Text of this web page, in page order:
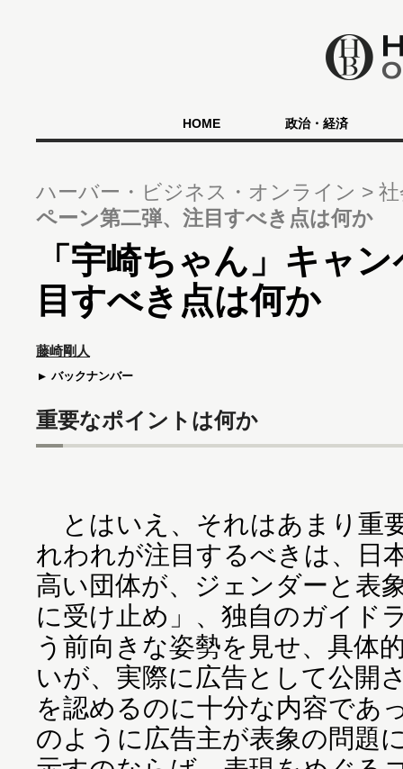
HOME 政治・経済
ハーバー・ビジネス・オンライン
ペーン第二弾、注目すべき点は何か
「宇崎ちゃん」キャ
目すべき点は何か
藤崎剛人
バックナンバー
重要なポイントは何か
とはいえ、それはあまり重
れわれが注目するべきは、日
高い団体が、ジェンダーと表
に受け止め」、独自のガイド
う前向きな姿勢を見せ、具体
いが、実際に広告として公開
を認めるのに十分な内容であ
のように広告主が表象の問題